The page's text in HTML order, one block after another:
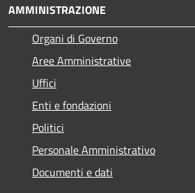
AMMINISTRAZIONE
Organi di Governo
Aree Amministrative
Uffici
Enti e fondazioni
Politici
Personale Amministrativo
Documenti e dati